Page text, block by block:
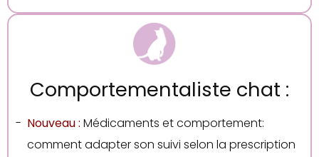
Comportementaliste chat :
Nouveau : Médicaments et comportement:
comment adapter son suivi selon la prescription